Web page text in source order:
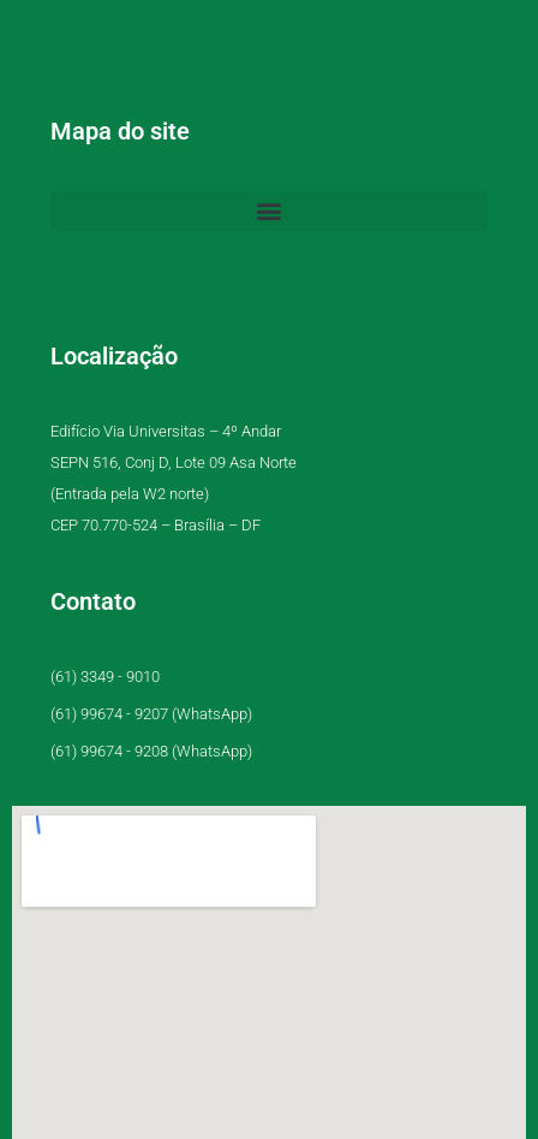
Mapa do site
Localização
Edifício Via Universitas – 4º Andar
SEPN 516, Conj D, Lote 09 Asa Norte
(Entrada pela W2 norte)
CEP 70.770-524 – Brasília – DF
Contato
(61) 3349 - 9010
(61) 99674 - 9207 (WhatsApp)
(61) 99674 - 9208 (WhatsApp)